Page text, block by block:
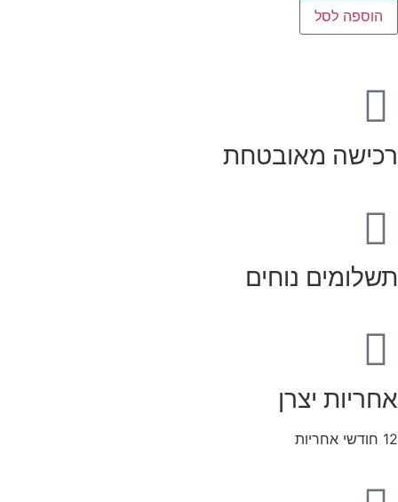
הוספה לסל
רכישה מאובטחת
תשלומים נוחים
אחריות יצרן
12 חודשי אחריות